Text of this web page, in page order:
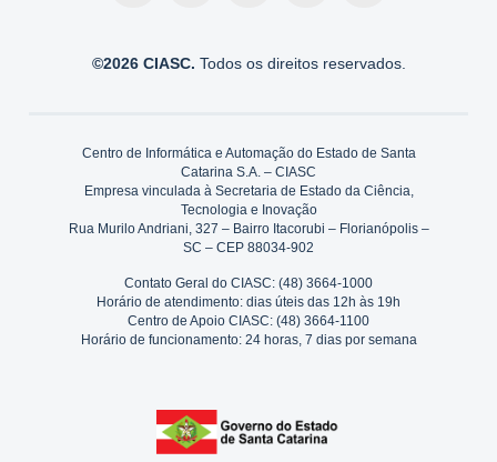
©2026 CIASC. Todos os direitos reservados.
Centro de Informática e Automação do Estado de Santa
Catarina S.A. – CIASC
Empresa vinculada à Secretaria de Estado da Ciência,
Tecnologia e Inovação
Rua Murilo Andriani, 327 – Bairro Itacorubi – Florianópolis –
SC – CEP 88034-902
Contato Geral do CIASC: (48) 3664-1000
Horário de atendimento: dias úteis das 12h às 19h
Centro de Apoio CIASC: (48) 3664-1100
Horário de funcionamento: 24 horas, 7 dias por semana